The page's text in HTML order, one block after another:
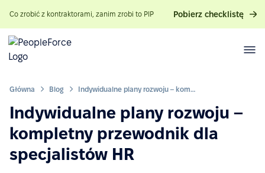
Co zrobić z kontraktorami, zanim zrobi to PIP Pobierz checklistę
Główna Blog Indywidualne plany rozwoju – kompletny przewodnik dla specjalistów HR
Indywidualne plany rozwoju –
kompletny przewodnik dla
specjalistów HR